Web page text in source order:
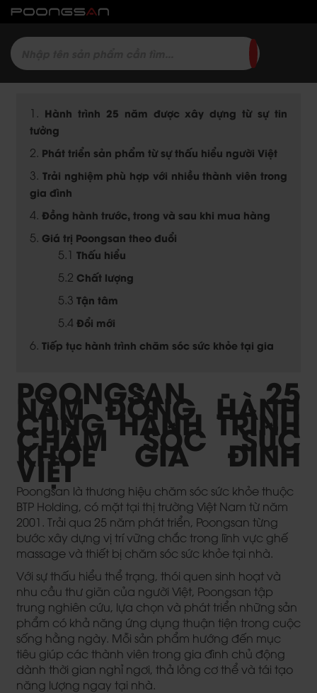
Hành trình 25 năm được xây dựng từ sự tin
tưởng
Phát triển sản phẩm từ sự thấu hiểu người Việt
Trải nghiệm phù hợp với nhiều thành viên trong
gia đình
Đồng hành trước, trong và sau khi mua hàng
Giá trị Poongsan theo đuổi
Thấu hiểu
Chất lượng
Tận tâm
Đổi mới
Tiếp tục hành trình chăm sóc sức khỏe tại gia
POONGSAN - 25
NĂM ĐỒNG HÀNH
CÙNG HÀNH TRÌNH
CHĂM SÓC SỨC
KHỎE GIA ĐÌNH
VIỆT
Poongsan là thương hiệu chăm sóc sức khỏe thuộc
BTP Holding, có mặt tại thị trường Việt Nam từ năm
2001. Trải qua 25 năm phát triển, Poongsan từng
bước xây dựng vị trí vững chắc trong lĩnh vực ghế
massage và thiết bị chăm sóc sức khỏe tại nhà.
Với sự thấu hiểu thể trạng, thói quen sinh hoạt và
nhu cầu thư giãn của người Việt, Poongsan tập
trung nghiên cứu, lựa chọn và phát triển những sản
phẩm có khả năng ứng dụng thuận tiện trong cuộc
sống hằng ngày. Mỗi sản phẩm hướng đến mục
tiêu giúp các thành viên trong gia đình chủ động
dành thời gian nghỉ ngơi, thả lỏng cơ thể và tái tạo
năng lượng ngay tại nhà.